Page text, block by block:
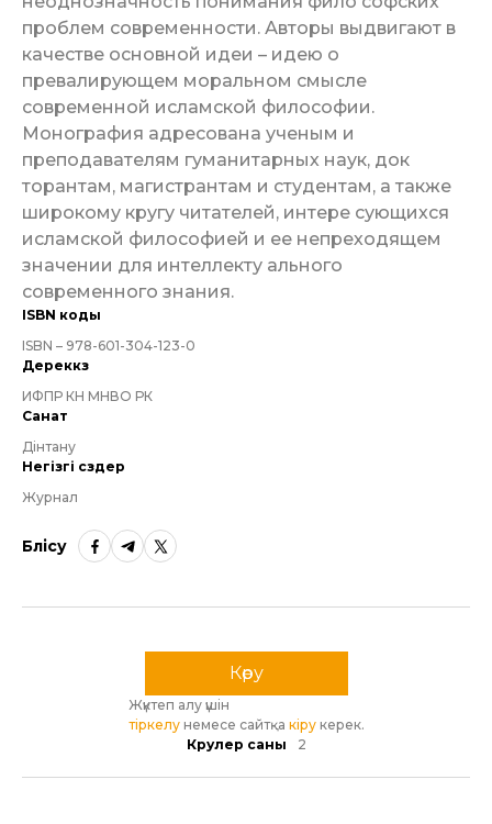
проблем современности. Авторы выдвигают в
качестве основной идеи – идею о
превалирующем моральном смысле
современной исламской философии.
Монография адресована ученым и
преподавателям гуманитарных наук, док
торантам, магистрантам и студентам, а также
широкому кругу читателей, интере сующихся
исламской философией и ее непреходящем
значении для интеллекту ального
современного знания.
ISBN коды
ISBN – 978-601-304-123-0
Дереккөз
ИФПР КН МНВО РК
Санат
Дінтану
Негізгі сөздер
Журнал
Бөлісу
Көру
Жүктеп алу үшін
тіркелунемесе сайтқа кірукерек.
Көрулер саны
2